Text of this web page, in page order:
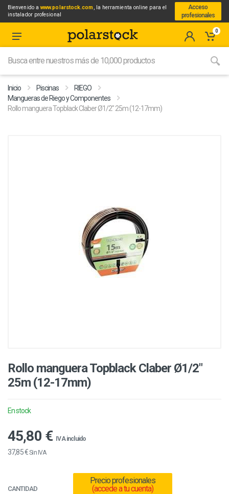
Bienvenido awww.polarstock.com, la herramienta online para el
instalador profesional
Acceso
profesionales
0
Inicio Piscinas
RIEGO
Mangueras de Riego y Componentes
Rollo manguera Topblack Claber Ø1/2" 25m (12-17mm)
Rollo manguera Topblack Claber Ø1/2"
25m (12-17mm)
En stock
45,80 € IVA incluido
37,85 €Sin IVA
CANTIDAD
Precio profesionales
(accede a tu cuenta)